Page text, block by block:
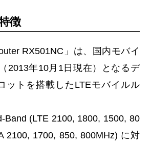
徴
RX501NC」は、国内モバイ
2013年10月1日現在）となるデ
ットを搭載したLTEモバイルル
Band (LTE 2100, 1800, 1500, 80
2100, 1700, 850, 800MHz) に対